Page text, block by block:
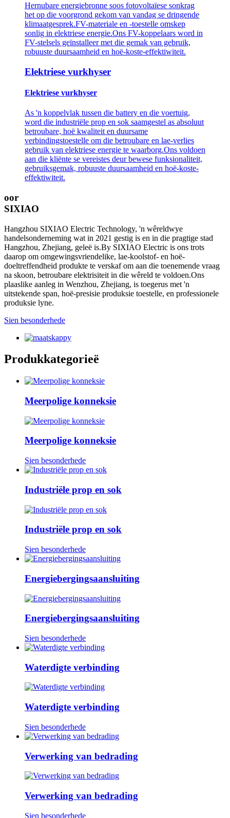
Hernubare energiebronne soos fotovoltaïese sonkrag
het op die voorgrond gekom van vandag se dringende
klimaatgesprek.FV-materiale en -toestelle omskep
sonlig in elektriese energie.Ons FV-koppelaars word in
FV-stelsels geïnstalleer met die gemak van gebruik,
robuuste duursaamheid en hoë-koste-effektiwiteit.
Elektriese vurkhyser
Elektriese vurkhyser
As 'n koppelvlak tussen die battery en die voertuig,
word die industriële prop en sok saamgestel as absoluut
betroubare, hoë kwaliteit en duursame
verbindingstoestelle om die betroubare en lae-verlies
gebruik van elektriese energie te waarborg.Ons voldoen
aan die kliënte se vereistes deur bewese funksionaliteit,
gebruiksgemak, robuuste duursaamheid en hoë-koste-
effektiwiteit.
oor
SIXIAO
Hangzhou SIXIAO Electric Technology, 'n wêreldwye
handelsonderneming wat in 2021 gestig is en in die pragtige stad
Hangzhou, Zhejiang, geleë is.By SIXIAO Electric is ons trots
daarop om omgewingsvriendelike, lae-koolstof- en hoë-
doeltreffendheid produkte te verskaf om aan die toenemende vraag
na skoon, betroubare elektrisiteit in die wêreld te voldoen.Ons
plaaslike aanleg in Wenzhou, Zhejiang, is toegerus met 'n
uitstekende span, hoë-presisie produksie toestelle, en professionele
produksie lyne.
Sien besonderhede
Produkkategorieë
Meerpolige konneksie
Meerpolige konneksie
Sien besonderhede
Industriële prop en sok
Industriële prop en sok
Sien besonderhede
Energiebergingsaansluiting
Energiebergingsaansluiting
Sien besonderhede
Waterdigte verbinding
Waterdigte verbinding
Sien besonderhede
Verwerking van bedrading
Verwerking van bedrading
Sien besonderhede